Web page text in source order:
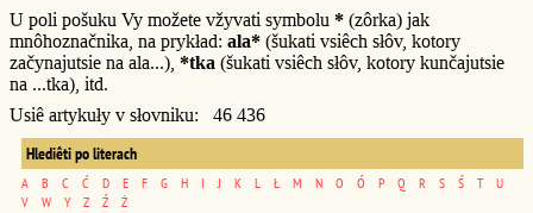
U poli pošuku Vy možete vžyvati symbolu * (zôrka) jak
mnôhoznačnika, na prykład: ala* (šukati vsiêch słôv, kotory
začynajutsie na ala...), *tka (šukati vsiêch słôv, kotory kunčajutsie
na ...tka), itd.
Usiê artykuły v słovniku: 46 436
Hlediêti po literach
A B C Ć D E F G H I J K L Ł M N O Ó P Q R S Ś T
U
V
W Y Z Ź Ż